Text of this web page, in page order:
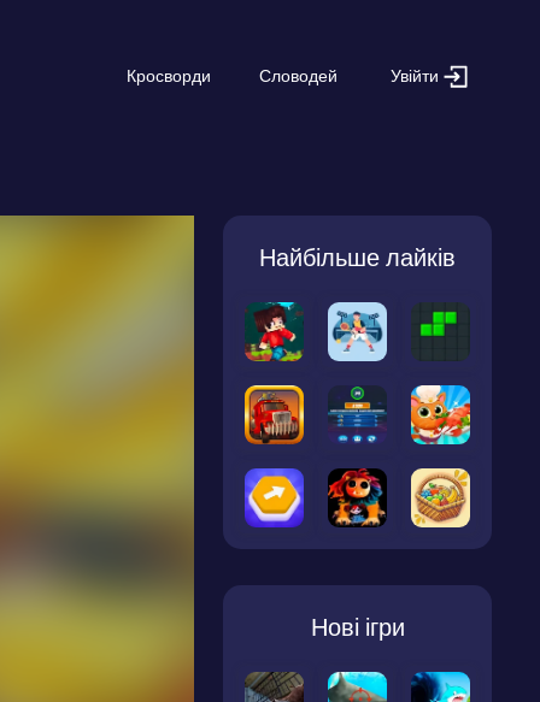
Кросворди Словодей Увійти
Найбільше лайків
Нові ігри